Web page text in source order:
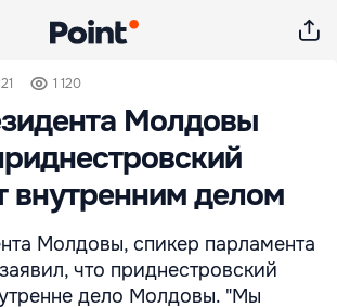
1 120
Молдовы
внутренним делом
Молдовы, спикер парламента
что приднестровский
дело Молдовы. "Мы